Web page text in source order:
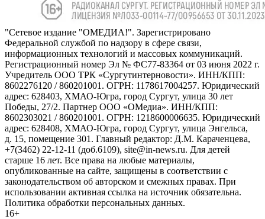
"Сетевое издание "ОМЕДИА!". Зарегистрировано
Федеральной службой по надзору в сфере связи,
информационных технологий и массовых коммуникаций.
Регистрационный номер Эл № ФС77-83364 от 03 июня 2022 г.
Учредитель ООО ТРК «Сургутинтерновости». ИНН/КПП:
8602276120 / 860201001. ОГРН: 1178617004257. Юридический
адрес: 628403, ХМАО-Югра, город Сургут, улица 30 лет
Победы, 27/2. Партнер ООО «ОМедиа». ИНН/КПП:
8602303021 / 860201001. ОГРН: 1218600006635. Юридический
адрес: 628408, ХМАО-Югра, город Сургут, улица Энгельса,
д. 15, помещение 301. Главный редактор: Д.М. Караченцева,
+7(3462) 22-12-11 (доб.6109), site@in-news.ru. Для детей
старше 16 лет. Все права на любые материалы,
опубликованные на сайте, защищены в соответствии с
законодательством об авторском и смежных правах. При
использовании активная ссылка на источник обязательна.
Политика обработки персональных данных.
16+